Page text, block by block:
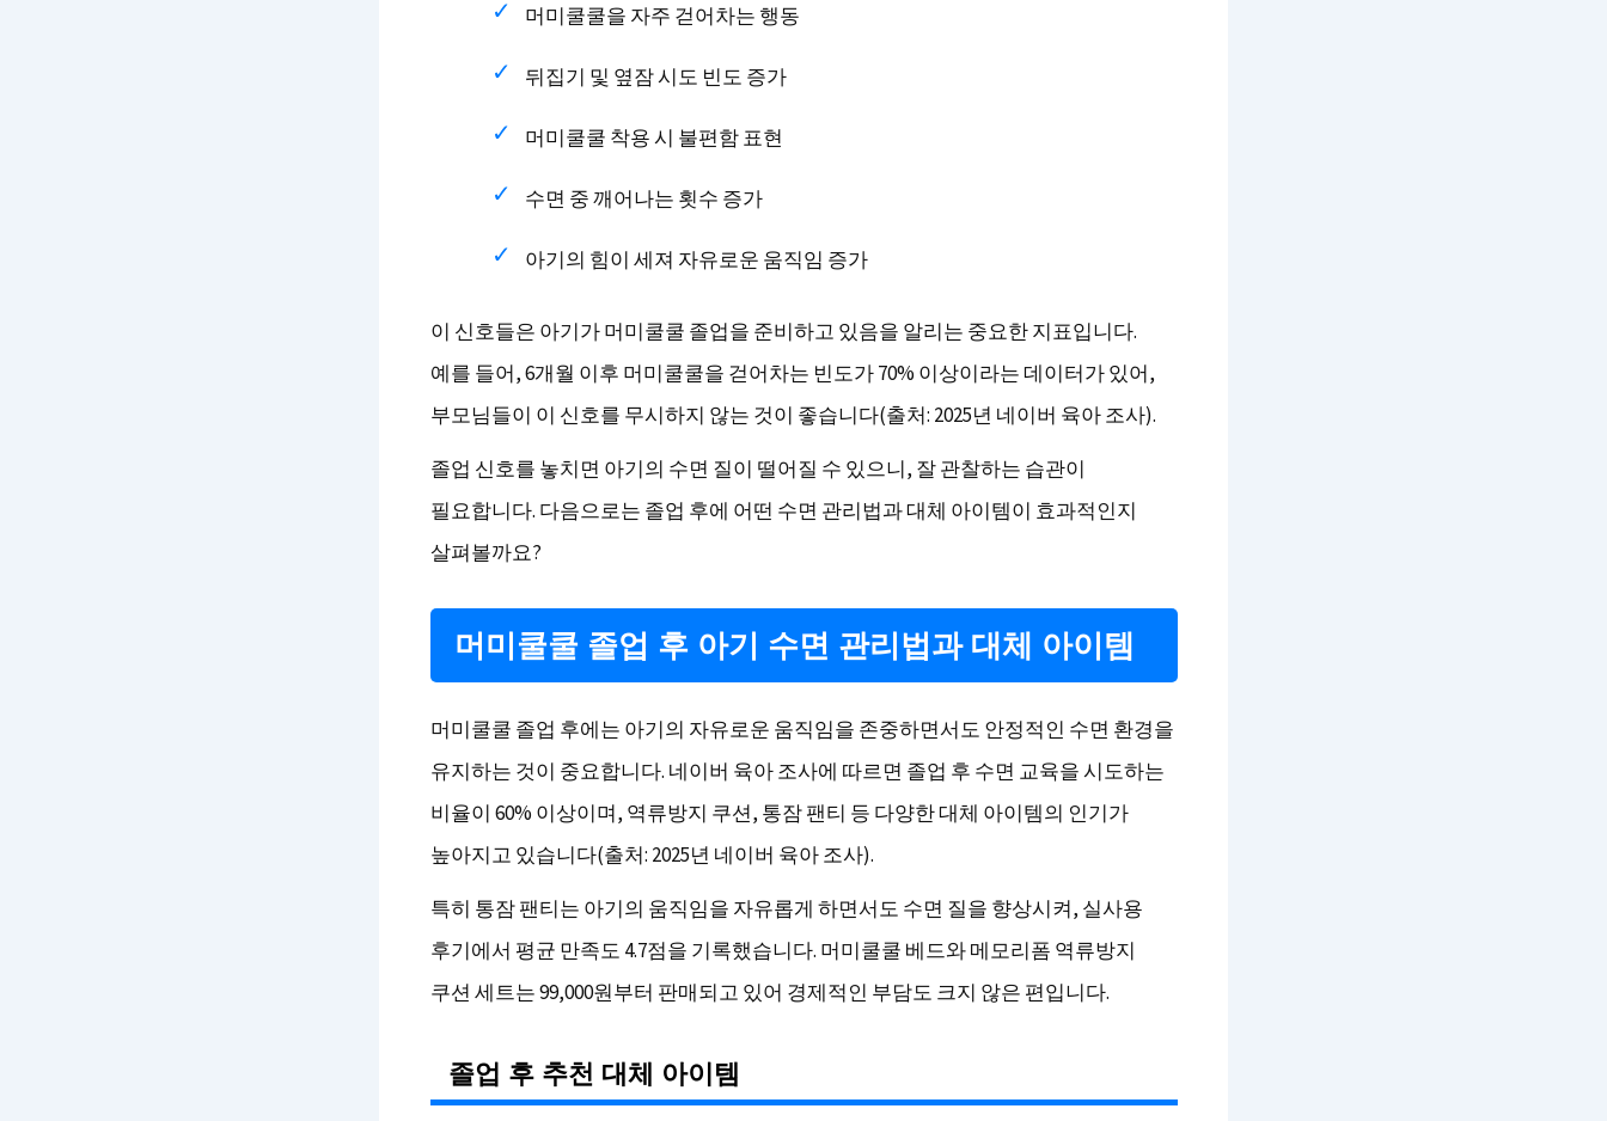
머미쿨쿨을 자주 걷어차는 행동
뒤집기 및 옆잠 시도 빈도 증가
머미쿨쿨 착용 시 불편함 표현
수면 중 깨어나는 횟수 증가
아기의 힘이 세져 자유로운 움직임 증가
이 신호들은 아기가 머미쿨쿨 졸업을 준비하고 있음을 알리는 중요한 지표입니다.
예를 들어, 6개월 이후 머미쿨쿨을 걷어차는 빈도가 70% 이상이라는 데이터가 있어,
부모님들이 이 신호를 무시하지 않는 것이 좋습니다(출처: 2025년 네이버 육아 조사).
졸업 신호를 놓치면 아기의 수면 질이 떨어질 수 있으니, 잘 관찰하는 습관이
필요합니다. 다음으로는 졸업 후에 어떤 수면 관리법과 대체 아이템이 효과적인지
살펴볼까요?
머미쿨쿨 졸업 후 아기 수면 관리법과 대체 아이템
머미쿨쿨 졸업 후에는 아기의 자유로운 움직임을 존중하면서도 안정적인 수면 환경을
유지하는 것이 중요합니다. 네이버 육아 조사에 따르면 졸업 후 수면 교육을 시도하는
비율이 60% 이상이며, 역류방지 쿠션, 통잠 팬티 등 다양한 대체 아이템의 인기가
높아지고 있습니다(출처: 2025년 네이버 육아 조사).
특히 통잠 팬티는 아기의 움직임을 자유롭게 하면서도 수면 질을 향상시켜, 실사용
후기에서 평균 만족도 4.7점을 기록했습니다. 머미쿨쿨 베드와 메모리폼 역류방지
쿠션 세트는 99,000원부터 판매되고 있어 경제적인 부담도 크지 않은 편입니다.
졸업 후 추천 대체 아이템